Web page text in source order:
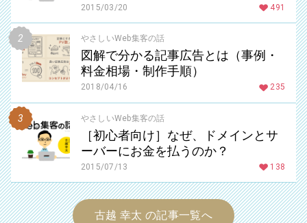
2015/03/20 491
やさしいWeb集客の話
図解で分かる記事広告とは（事例・
料金相場・制作手順）
2018/04/16 235
やさしいWeb集客の話
［初心者向け］なぜ、ドメインとサ
ーバーにお金を払うのか？
2015/07/13 138
古越 幸太 の記事一覧へ